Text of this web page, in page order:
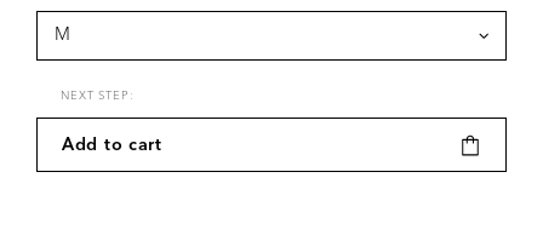
NEXT STEP:
Add to cart